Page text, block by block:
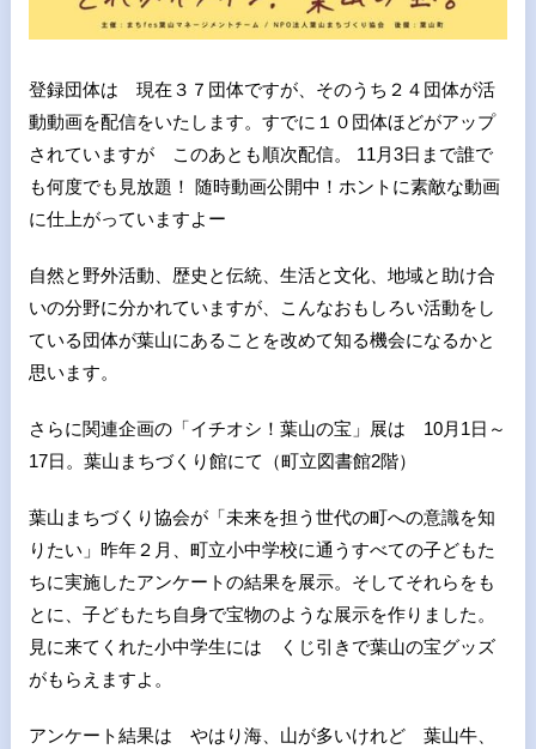
登録団体は 現在３７団体ですが、そのうち２４団体が活
動動画を配信をいたします。すでに１０団体ほどがアップ
されていますが このあとも順次配信。 11月3日まで誰で
も何度でも見放題！ 随時動画公開中！ホントに素敵な動画
に仕上がっていますよー
自然と野外活動、歴史と伝統、生活と文化、地域と助け合
いの分野に分かれていますが、こんなおもしろい活動をし
ている団体が葉山にあることを改めて知る機会になるかと
思います。
さらに関連企画の「イチオシ！葉山の宝」展は 10月1日～
17日。葉山まちづくり館にて（町立図書館2階）
葉山まちづくり協会が「未来を担う世代の町への意識を知
りたい」昨年２月、町立小中学校に通うすべての子どもた
ちに実施したアンケートの結果を展示。そしてそれらをも
とに、子どもたち自身で宝物のような展示を作りました。
見に来てくれた小中学生には くじ引きで葉山の宝グッズ
がもらえますよ。
アンケート結果は やはり海、山が多いけれど 葉山牛、